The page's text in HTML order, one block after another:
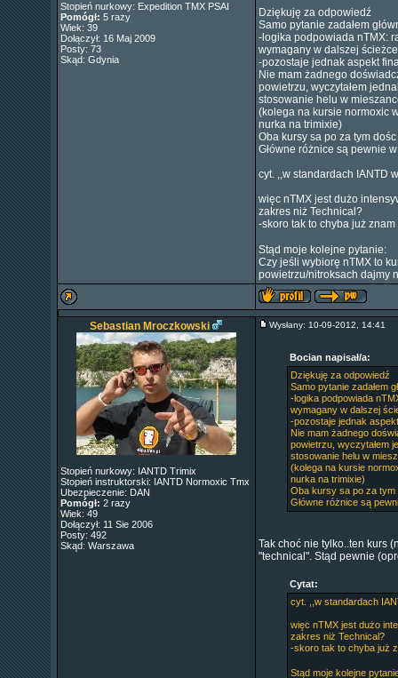
Stopień nurkowy: Expedition TMX PSAI
Pomógł: 5 razy
Wiek: 39
Dołączył: 16 Maj 2009
Posty: 73
Skąd: Gdynia
Dziękuję za odpowiedź
Samo pytanie zadałem
-logika podpowiada nTMX:
wymagany w dalszej
-pozostaje jednak aspekt
Nie mam żadnego
powietrzu, wyczytałem
stosowanie helu w
(kolega na kursie normoxic
nurka na trimixie)
Oba kursy sa po za tym
Główne różnice są pewnie
cyt. ,,w standardach IANTD
więc nTMX jest dużo
zakres niż Technical?
-skoro tak to chyba już
Stąd moje kolejne pytanie:
Czy jeśli wybiorę nTMX to
powietrzu/nitroksach dajmy
Sebastian Mroczkowski
Stopień nurkowy: IANTD Trimix
Stopień instruktorski: IANTD Normoxic Tmx
Ubezpieczenie: DAN
Pomógł: 2 razy
Wiek: 49
Dołączył: 11 Sie 2006
Posty: 492
Skąd: Warszawa
Wysłany: 10-09-2012, 14:41
Bocian napisał/a:
Dziękuję za odpowiedź
Samo pytanie zadałem
-logika podpowiada
wymagany w dalszej
-pozostaje jednak
Nie mam żadnego
powietrzu, wyczytałem
stosowanie helu w
(kolega na kursie
nurka na trimixie)
Oba kursy sa po za tym
Główne różnice są
Tak choć nie tylko..ten kurs
"technical". Stąd pewnie
Cytat:
cyt. ,,w standardach
więc nTMX jest dużo
zakres niż Technical?
-skoro tak to chyba już
Stąd moje kolejne